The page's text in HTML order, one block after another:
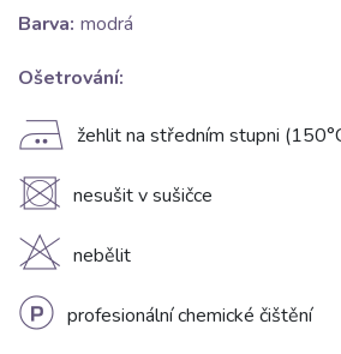
Barva: modrá
Ošetrování:
E žehlit na středním stupni
U nesušit v sušičce
H nebělit
L profesionální chemické čištění